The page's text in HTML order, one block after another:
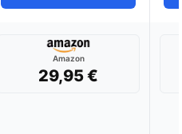
Amazon
29,95 €